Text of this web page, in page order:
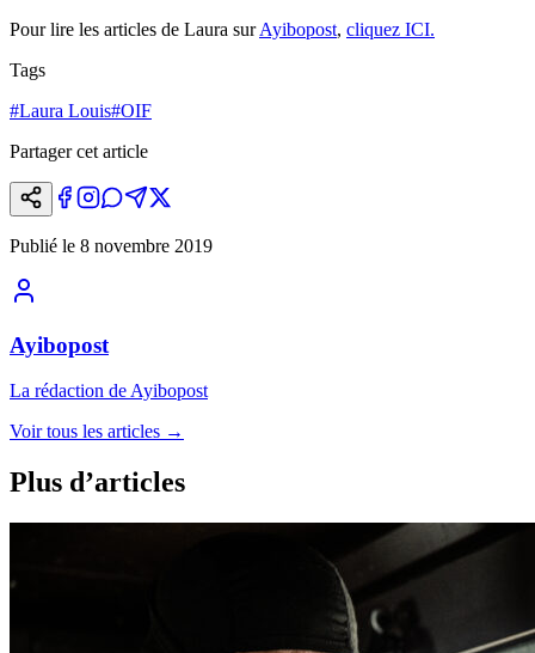
Pour lire les articles de Laura surAyibopost, cliquez ICI.
Tags
#Laura Louis#OIF
Partager cet article
Publié le 8 novembre 2019
Ayibopost
La rédaction de Ayibopost
Voir tous les articles →
Plus d’articles